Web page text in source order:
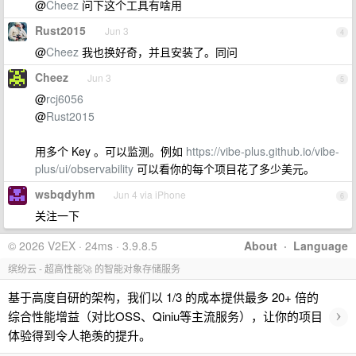
@Cheez 问下这个工具有啥用
4
Rust2015 Jun 3
@Cheez 我也换好奇，并且安装了。同问
5
Cheez Jun 3
@rcj6056
@Rust2015
用多个 Key 。可以监测。例如 https://vibe-plus.github.io/vibe-
plus/ui/observability 可以看你的每个项目花了多少美元。
6
wsbqdyhm Jun 4 via iPhone
关注一下
About · Language
© 2026 V2EX · 24ms · 3.9.8.5
缤纷云 - 超高性能🚀 的智能对象存储服务
基于高度自研的架构，我们以 1/3 的成本提供最多 20+ 倍的
综合性能增益（对比OSS、Qiniu等主流服务），让你的项目
体验得到令人艳羡的提升。
›